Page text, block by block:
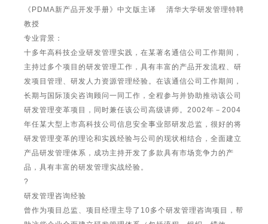
《PDMA新产品开发手册》中文版主译 清华大学研发管理特聘
教授
专业背景：
十多年高科技企业研发管理实践，在某著名通信公司工作期间，
主持过多个项目的研发管理工作，具有丰富的产品开发流程、研
发项目管理、研发人力资源管理经验。在该通信公司工作期间，
长期与国际顶尖咨询顾问一同工作，全程参与并协助推动该公司
研发管理变革项目，同时兼任该公司高级讲师。2002年－2004
年任某大型上市高科技公司信息安全事业部研发总监，很好的将
研发管理变革的理论和实践经验与公司的现状相结合，全面建立
产品研发管理体系，成功主持开发了多款具有市场竞争力的产
品，具有丰富的研发管理实战经验。
?
研发管理咨询经验
曾作为项目总监、项目经理主导了10多个研发管理咨询项目，帮